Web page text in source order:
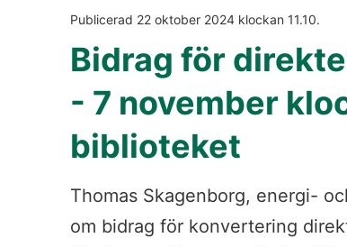
Publicerad 22 oktober 2024 klockan 11.10.
Bidrag för
- 7 november
biblioteket
Thomas Skagenborg, energi-
om bidrag för konvertering